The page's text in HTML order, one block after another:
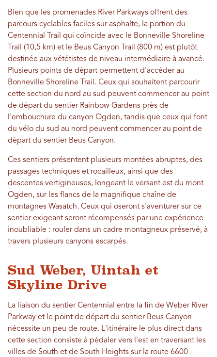
Bien que les promenades River Parkways offrent des
parcours cyclables faciles sur asphalte, la portion du
Centennial Trail qui coïncide avec le Bonneville Shoreline
Trail (10,5 km) et le Beus Canyon Trail (800 m) est plutôt
destinée aux vététistes de niveau intermédiaire à avancé.
Plusieurs points de départ permettent d'accéder au
Bonneville Shoreline Trail. Ceux qui souhaitent parcourir
cette section du nord au sud peuvent commencer au point
de départ du sentier Rainbow Gardens près de
l'embouchure du canyon Ogden, tandis que ceux qui font
du vélo du sud au nord peuvent commencer au point de
départ du sentier Beus Canyon.
Ces sentiers présentent plusieurs montées abruptes, des
passages techniques et rocailleux, ainsi que des
descentes vertigineuses, longeant le versant est du mont
Ogden, sur les flancs de la magnifique chaîne de
montagnes Wasatch. Ceux qui oseront s'aventurer sur ce
sentier exigeant seront récompensés par une expérience
inoubliable : rouler dans un cadre montagneux préservé, à
travers plusieurs canyons escarpés.
Sud Weber, Uintah et
Skyline Drive
La liaison du sentier Centennial entre la fin de Weber River
Parkway et le point de départ du sentier Beus Canyon
nécessite un peu de route. L'itinéraire le plus direct dans
cette section consiste à pédaler vers l'est en traversant les
villes de South et de South Heights sur la route 6600